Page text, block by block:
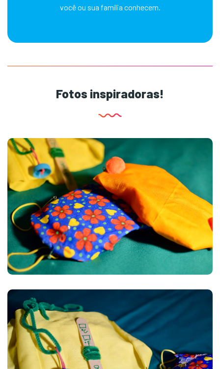
você ou sua família conhecem.
Fotos inspiradoras!